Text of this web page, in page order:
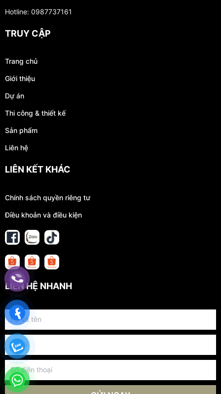
Hotline: 0987737161
TRUY CẬP
Trang chủ
Giới thiệu
Dự án
Thi công & thiết kế
Sản phẩm
Liên hệ
LIÊN KẾT KHÁC
Chính sách quyền riêng tư
Điều khoản và điều kiện
LIÊN HỆ NHANH